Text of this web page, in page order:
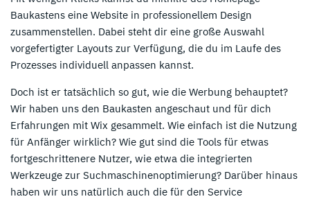
Baukastens eine Website in professionellem Design
zusammenstellen. Dabei steht dir eine große Auswahl
vorgefertigter Layouts zur Verfügung, die du im Laufe des
Prozesses individuell anpassen kannst.
Doch ist er tatsächlich so gut, wie die Werbung behauptet?
Wir haben uns den Baukasten angeschaut und für dich
Erfahrungen mit Wix gesammelt. Wie einfach ist die Nutzung
für Anfänger wirklich? Wie gut sind die Tools für etwas
fortgeschrittenere Nutzer, wie etwa die integrierten
Werkzeuge zur Suchmaschinenoptimierung? Darüber hinaus
haben wir uns natürlich auch die für den Service